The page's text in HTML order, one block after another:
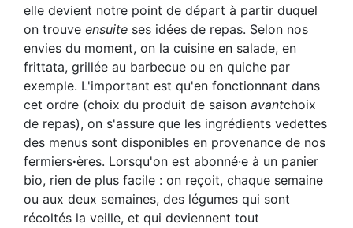
elle devient notre point de départ à partir duquel
on trouve ensuite ses idées de repas. Selon nos
envies du moment, on la cuisine en salade, en
frittata, grillée au barbecue ou en quiche par
exemple. L'important est qu'en fonctionnant dans
cet ordre (choix du produit de saison avantchoix
de repas), on s'assure que les ingrédients vedettes
des menus sont disponibles en provenance de nos
fermiers·ères. Lorsqu'on est abonné·e à un panier
bio, rien de plus facile : on reçoit, chaque semaine
ou aux deux semaines, des légumes qui sont
récoltés la veille, et qui deviennent tout